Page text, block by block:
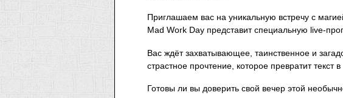
Приглашаем вас на уникальную встречу с
Mad Work Day представит специальную live-
Вас ждёт захватывающее, таинственное и
страстное прочтение, которое превратит
Готовы ли вы доверить свой вечер этой